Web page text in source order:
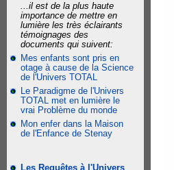
...il est de la plus haute
importance de mettre en
lumière les très éclairants
témoignages des
documents qui suivent:
Mes enfants sont pris en
otage à cause de la Science
de l'Univers TOTAL
Le Paradigme de l'Univers
TOTAL met en lumière le
vrai Problème du monde
Mon enfer dans la Maison
de l'Enfance de Stenay
Les Requêtes à l'Univers